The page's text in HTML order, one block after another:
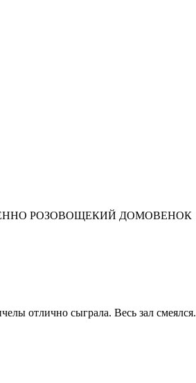
РОЗОВОЩЕКИЙ ДОМОВЕНОК
отлично сыграла. Весь зал смеялся.